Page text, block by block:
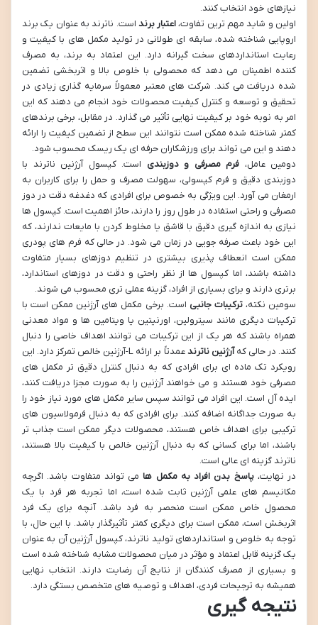
نیازهای خود انتخاب کنند.
اولین و شاید مهم ترین تفاوت،اعتبار برند است. ناترند به عنوان یک برند
اروپایی شناخته شده، سابقه ای طولانی در تولید مکمل های با کیفیت و
رعایت استانداردهای سخت گیرانه دارد. این اعتماد به برند، به مصرف
کننده اطمینان می دهد که محصولی با خلوص بالا و اثربخشی تضمین
شده دریافت می کند. شرکت های معتبر معمولاً سرمایه گذاری زیادی در
تحقیق و توسعه و کنترل کیفیت محصولات خود انجام می دهند که این
امر به نوبه خود بر کیفیت نهایی تأثیر می گذارد. در مقابل، برخی برندهای
کمتر شناخته شده ممکن است نتوانند این سطح از تضمین کیفیت را ارائه
دهند و این می تواند برای ورزشکاران حرفه ای یک ریسک محسوب شود.
دومین عامل، فرم مصرفی و دوزبندی است. کپسول آرژنین ناترند با
دوزبندی دقیق و فرم کپسولی، سهولت مصرف و حمل را برای کاربران به
ارمغان می آورد. این ویژگی به خصوص برای افرادی که دغدغه دقت در دوز
مصرفی و راحتی استفاده در طول روز را دارند، حائز اهمیت است. کپسول ها
نیازی به اندازه گیری دقیق با قاشق یا مخلوط کردن با مایعات ندارند، که
این خود باعث صرفه جویی در زمان می شود. در حالی که فرم های پودری
ممکن است انعطاف پذیری بیشتری در تنظیم دوزهای بسیار متفاوت
داشته باشند، اما کپسول ها از نظر راحتی و دقت در دوزهای استاندارد،
برتری دارند و برای بسیاری از افراد، گزینه عملی تری محسوب می شوند.
سومین نکته،ترکیبات جانبی است. برخی مکمل های آرژنین ممکن است با
ترکیبات دیگری مانند سیترولین، اورنیتین یا ویتامین ها و مواد معدنی
همراه باشند که هر یک از این ترکیبات می توانند اهداف خاصی را دنبال
کنند. در حالی کهآرژنین ناترند
عمدتاً بر ارائه L-آرژنین خالص تمرکز دارد. این
رویکرد تک ماده ای برای افرادی که به دنبال کنترل دقیق تر مکمل های
مصرفی خود هستند و می خواهند آرژنین را به صورت مجزا دریافت کنند،
ایده آل است. این افراد می توانند سپس سایر مکمل های مورد نیاز خود را
به صورت جداگانه اضافه کنند. برای افرادی که به دنبال فرمولاسیون های
ترکیبی برای اهداف خاص هستند، محصولات دیگر ممکن است جذاب تر
باشند، اما برای کسانی که به دنبال آرژنین خالص با کیفیت بالا هستند،
ناترند گزینه ای عالی است.
در نهایت،پاسخ بدن افراد به مکمل ها می تواند متفاوت باشد. اگرچه
مکانیسم های علمی آرژنین ثابت شده است، اما تجربه هر فرد با یک
محصول خاص ممکن است منحصر به فرد باشد. آنچه برای یک فرد
اثربخش است، ممکن است برای دیگری کمتر تأثیرگذار باشد. با این حال، با
توجه به خلوص و استانداردهای تولید ناترند، کپسول آرژنین آن به عنوان
یک گزینه قابل اعتماد و مؤثر در میان محصولات مشابه شناخته شده است
و بسیاری از مصرف کنندگان از نتایج آن رضایت دارند. انتخاب نهایی
همیشه به ترجیحات فردی، اهداف و توصیه های متخصص بستگی دارد.
نتیجه گیری